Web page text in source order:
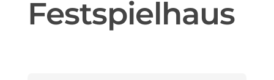
Festspielhaus